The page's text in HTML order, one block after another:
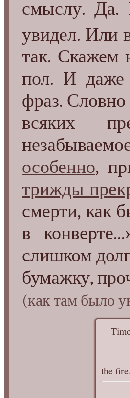
смыслу. Да.
увидел. Или
так. Скажем
пол. И даже
фраз.
всяких
особенно,
трижды
смерти, как
в
слишком
бумажку,
(как там было
it is
it
the